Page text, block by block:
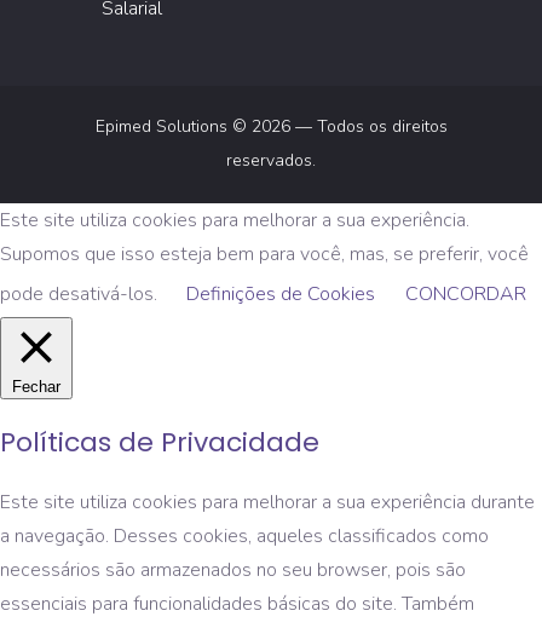
Salarial
Epimed Solutions © 2026 — Todos os direitos
reservados.
Este site utiliza cookies para melhorar a sua experiência.
Supomos que isso esteja bem para você, mas, se preferir, você
pode desativá-los.
Definições de Cookies CONCORDAR
Fechar
Políticas de Privacidade
Este site utiliza cookies para melhorar a sua experiência durante
a navegação. Desses cookies, aqueles classificados como
necessários são armazenados no seu browser, pois são
essenciais para funcionalidades básicas do site. Também